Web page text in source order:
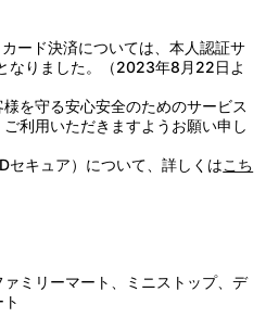
ード決済については、本人認証サ
なりました。（2023年8月22日よ
を守る安心安全のためのサービス
利用いただきますようお願い申し
キュア）について、詳しくはこち
ミリーマート、ミニストップ、デ